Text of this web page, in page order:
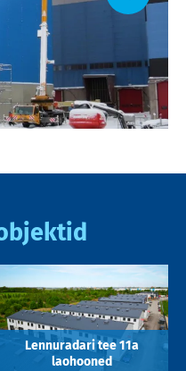
Lennuradari tee 11a
laohooned